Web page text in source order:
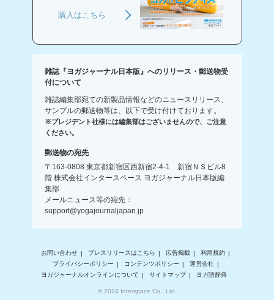
購入はこちら
雑誌『ヨガジャーナル日本版』へのリリース・郵送物受
付について
雑誌編集部宛ての新製品情報などのニュースリリース、
サンプルの郵送物等は、以下で受け付けております。
※プレジデント社様には編集部はございませんので、ご注意
ください。
郵送物の宛先
〒163-0808 東京都新宿区西新宿2-4-1 新宿ＮＳビル8
階 株式会社インタースペース ヨガジャーナル日本版編
集部
メールニュース等の宛先：
support@yogajournaljapan.jp
お問い合わせ プレスリリースはこちら 広告掲載
利用規約
プライバシーポリシー
コンテンツポリシー
運営会社
ヨガジャーナルオンラインについて
サイトマップ ヨガ語辞典
© 2024 Interspace Co., Ltd.